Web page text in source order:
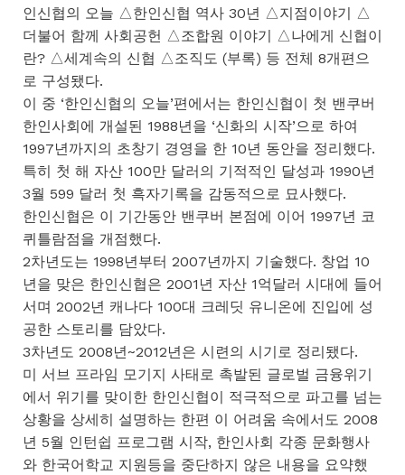
인신협의 오늘 △한인신협 역사 30년 △지점이야기 △
더불어 함께 사회공헌 △조합원 이야기 △나에게 신협이
란? △세계속의 신협 △조직도 (부록) 등 전체 8개편으
로 구성됐다.
이 중 ‘한인신협의 오늘’편에서는 한인신협이 첫 밴쿠버
한인사회에 개설된 1988년을 ‘신화의 시작’으로 하여
1997년까지의 초창기 경영을 한 10년 동안을 정리했다.
특히 첫 해 자산 100만 달러의 기적적인 달성과 1990년
3월 599 달러 첫 흑자기록을 감동적으로 묘사했다.
한인신협은 이 기간동안 밴쿠버 본점에 이어 1997년 코
퀴틀람점을 개점했다.
2차년도는 1998년부터 2007년까지 기술했다. 창업 10
년을 맞은 한인신협은 2001년 자산 1억달러 시대에 들어
서며 2002년 캐나다 100대 크레딧 유니온에 진입에 성
공한 스토리를 담았다.
3차년도 2008년~2012년은 시련의 시기로 정리됐다.
미 서브 프라임 모기지 사태로 촉발된 글로벌 금융위기
에서 위기를 맞이한 한인신협이 적극적으로 파고를 넘는
상황을 상세히 설명하는 한편 이 어려움 속에서도 2008
년 5월 인턴쉽 프로그램 시작, 한인사회 각종 문화행사
와 한국어학교 지원등을 중단하지 않은 내용을 요약했